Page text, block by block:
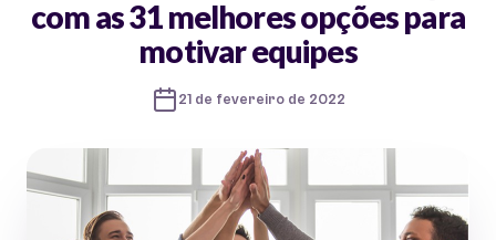
com as 31 melhores opções para
motivar equipes
21 de fevereiro de 2022